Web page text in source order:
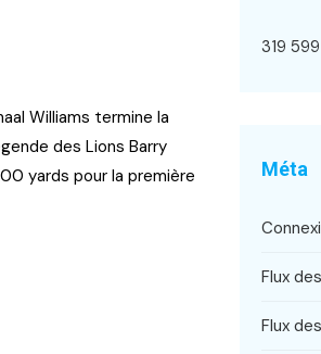
Williams termine la
des Lions Barry
yards pour la première
319
Méta
Flux
Flux